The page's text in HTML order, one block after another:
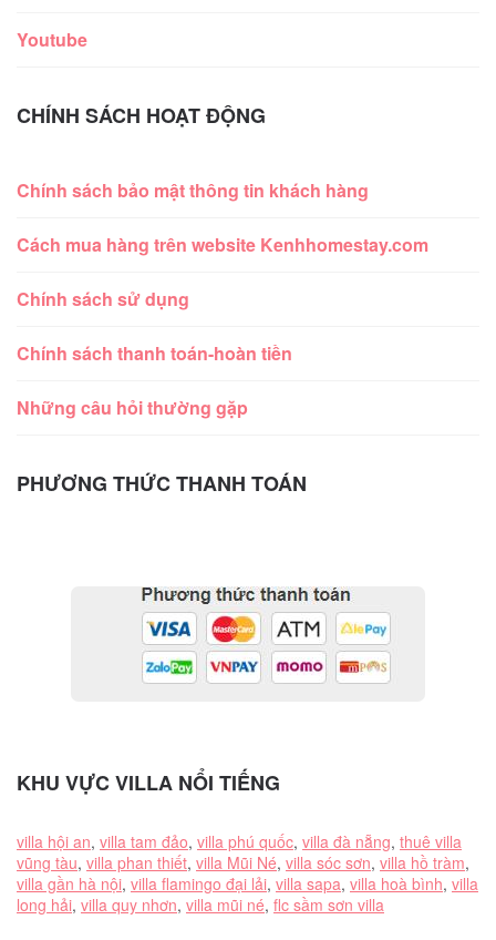
Youtube
CHÍNH SÁCH HOẠT ĐỘNG
Chính sách bảo mật thông tin khách hàng
Cách mua hàng trên website Kenhhomestay.com
Chính sách sử dụng
Chính sách thanh toán-hoàn tiền
Những câu hỏi thường gặp
PHƯƠNG THỨC THANH TOÁN
KHU VỰC VILLA NỔI TIẾNG
villa hội an, villa tam đảo, villa phú quốc, villa đà nẵng, thuê villa
vũng tàu, villa phan thiết, villa Mũi Né, villa sóc sơn, villa hồ tràm,
villa gần hà nội, villa flamingo đại lải, villa sapa, villa hoà bình, villa
long hải, villa quy nhơn, villa mũi né, flc sầm sơn villa